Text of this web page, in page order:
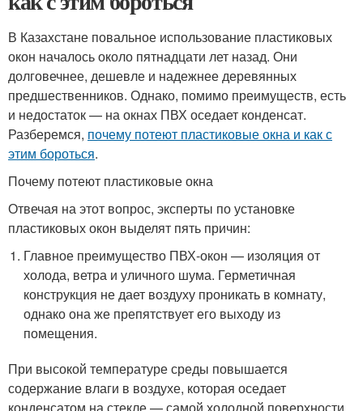
В Казахстане повальное использование пластиковых
окон началось около пятнадцати лет назад. Они
долговечнее, дешевле и надежнее деревянных
предшественников. Однако, помимо преимуществ, есть
и недостаток — на окнах ПВХ оседает конденсат.
Разберемся, почему потеют пластиковые окна и как с
этим бороться.
Почему потеют пластиковые окна
Отвечая на этот вопрос, эксперты по установке
пластиковых окон выделят пять причин:
Главное преимущество ПВХ-окон — изоляция от
холода, ветра и уличного шума. Герметичная
конструкция не дает воздуху проникать в комнату,
однако она же препятствует его выходу из
помещения.
При высокой температуре среды повышается
содержание влаги в воздухе, которая оседает
конденсатом на стекле — самой холодной поверхности.